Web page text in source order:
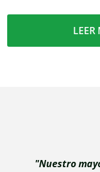
LEER
"Nuestro